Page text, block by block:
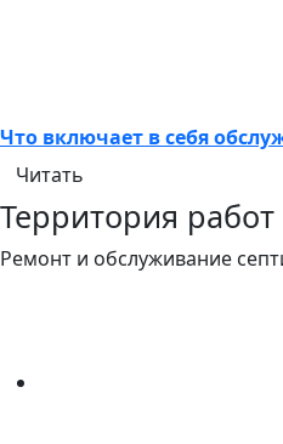
Что включает в себя
Читать
Территория работ
Ремонт и обслуживание